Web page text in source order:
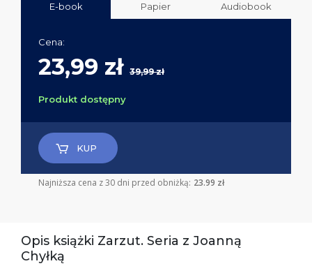
E-book Papier Audiobook
Cena:
23,99 zł 39,99 zł
Produkt dostępny
KUP
Najniższa cena z 30 dni przed obniżką: 23.99 zł
Opis książki Zarzut. Seria z Joanną
Chyłką